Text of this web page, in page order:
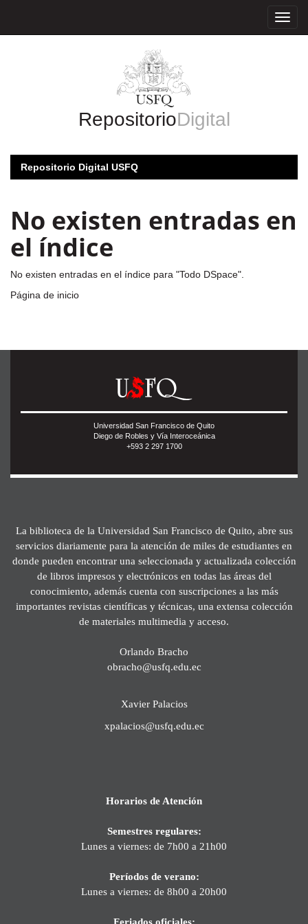
RepositorioDigital
Repositorio Digital USFQ
No existen entradas en
el índice
No existen entradas en el índice para "Todo DSpace".
Página de inicio
Universidad San Francisco de Quito
Diego de Robles y Vía Interoceánica
+593 2 297 1700
La biblioteca de la Universidad San Francisco de Quito, abre sus
servicios diariamente para la atención de miles de estudiantes en
donde pueden encontrar una seleccionada y actualizada colección
de libros impresos y electrónicos en todas las áreas del
conocimiento, además cuenta con suscripciones a las más
importantes revistas científicas y técnicas, una extensa colección
de materiales multimedia y acceso.
Orlando Bracho
obracho@usfq.edu.ec
Xavier Palacios
xpalacios@usfq.edu.ec
Horarios de Atención
Semestres regulares:
Lunes a viernes: de 7h00 a 21h00
Períodos de verano:
Lunes a viernes: de 8h00 a 20h00
Feriados oficiales: